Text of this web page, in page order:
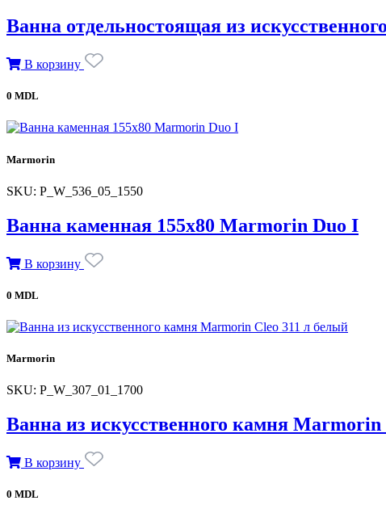
Ванна отдельностоящая из
В корзину
0 MDL
Marmorin
SKU: P_W_536_05_1550
Ванна каменная 155х80 Marmorin Duo I
В корзину
0 MDL
Marmorin
SKU: P_W_307_01_1700
Ванна из искусственного камня
В корзину
0 MDL